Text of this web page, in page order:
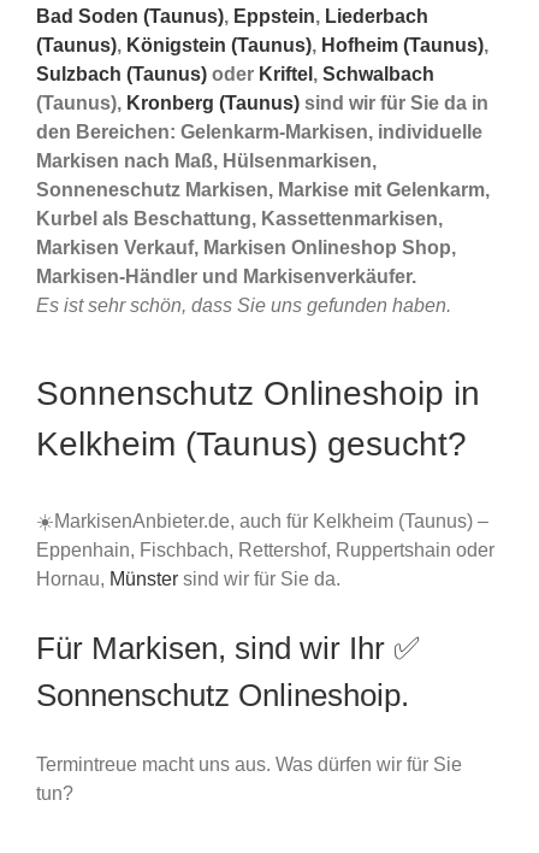
Bad Soden (Taunus), Eppstein, Liederbach
(Taunus), Königstein (Taunus), Hofheim (Taunus),
Sulzbach (Taunus) oder Kriftel , Schwalbach
(Taunus), Kronberg (Taunus) sind wir für Sie da in
den Bereichen: Gelenkarm-Markisen, individuelle
Markisen nach Maß, Hülsenmarkisen,
Sonneneschutz Markisen, Markise mit Gelenkarm,
Kurbel als Beschattung, Kassettenmarkisen,
Markisen Verkauf, Markisen Onlineshop Shop,
Markisen-Händler und Markisenverkäufer.
Es ist sehr schön, dass Sie uns gefunden haben.
Sonnenschutz Onlineshoip in
Kelkheim (Taunus) gesucht?
☀️MarkisenAnbieter.de, auch für Kelkheim (Taunus) –
Eppenhain, Fischbach, Rettershof, Ruppertshain oder
Hornau, Münster sind wir für Sie da.
Für Markisen, sind wir Ihr ✅
Sonnenschutz Onlineshoip.
Termintreue macht uns aus. Was dürfen wir für Sie
tun?